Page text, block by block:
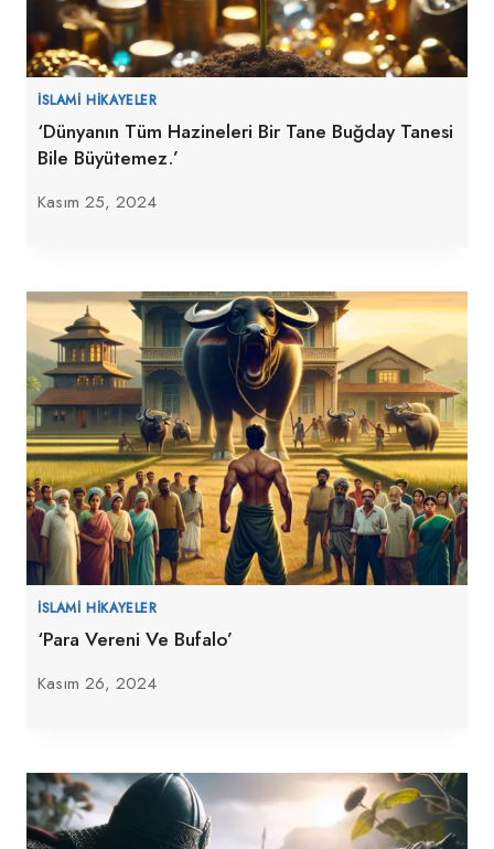
İSLAMI HIKAYELER
‘Dünyanın Tüm Hazineleri Bir Tane Buğday Tanesi
Bile Büyütemez.’
Kasım 25, 2024
İSLAMI HIKAYELER
‘Para Vereni Ve Bufalo’
Kasım 26, 2024